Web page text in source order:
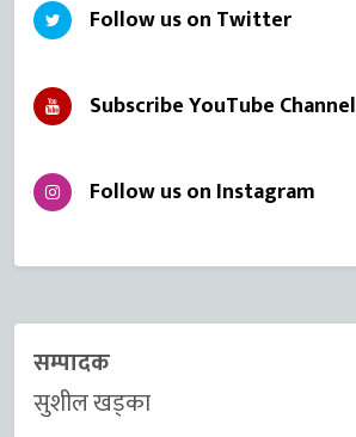
Follow us on Twitter
Subscribe YouTube Channel
Follow us on Instagram
सम्पादक
सुशील खड्का